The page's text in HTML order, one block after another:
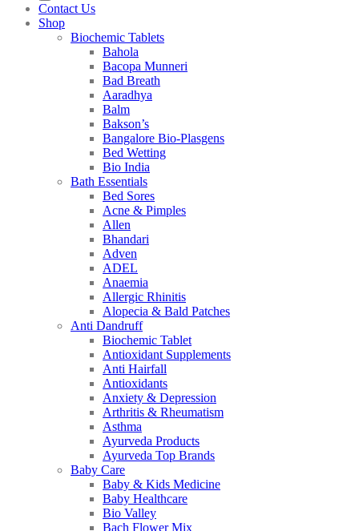
Contact Us
Shop
Biochemic Tablets
Bahola
Bacopa Munneri
Bad Breath
Aaradhya
Balm
Bakson’s
Bangalore Bio-Plasgens
Bed Wetting
Bio India
Bath Essentials
Bed Sores
Acne & Pimples
Allen
Bhandari
Adven
ADEL
Anaemia
Allergic Rhinitis
Alopecia & Bald Patches
Anti Dandruff
Biochemic Tablet
Antioxidant Supplements
Anti Hairfall
Antioxidants
Anxiety & Depression
Arthritis & Rheumatism
Asthma
Ayurveda Products
Ayurveda Top Brands
Baby Care
Baby & Kids Medicine
Baby Healthcare
Bio Valley
Bach Flower Mix